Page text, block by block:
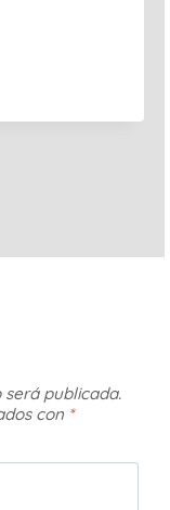
publicada.
con *